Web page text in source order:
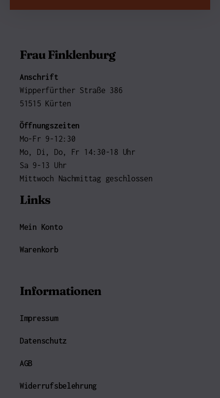
Frau Finklenburg
Anschrift
Wipperfürther Straße 386
51515 Kürten
Öffnungszeiten
Mo-Fr 9-12:30
Mo, Di, Do, Fr 14:30-18 Uhr
Sa 9-13 Uhr
Mittwoch Nachmittag geschlossen
Links
Mein Konto
Warenkorb
Informationen
Impressum
Datenschutz
AGB
Widerrufsbelehrung